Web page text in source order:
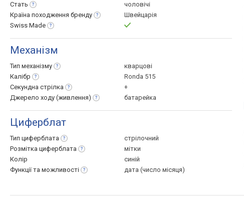
Стать
чоловічі
Країна походження бренду
Швейцарія
Swiss Made
Механізм
Тип механізму
кварцові
Калібр
Ronda 515
Секундна стрілка
+
Джерело ходу (живлення) батарейка
Циферблат
Тип циферблата
стрілочний
Розмітка циферблата
мітки
Колір
синій
Функції та можливості дата (число місяця)